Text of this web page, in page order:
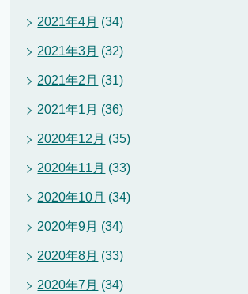
2021年4月 (34)
2021年3月 (32)
2021年2月 (31)
2021年1月 (36)
2020年12月 (35)
2020年11月 (33)
2020年10月 (34)
2020年9月 (34)
2020年8月 (33)
2020年7月 (34)